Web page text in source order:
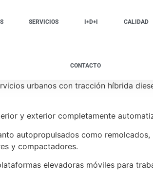
SERVICIOS I+D+I CALIDAD
CONTACTO
urbanos con tracción híbrida
y exterior completamente
autopropulsados como
y compactadores.
elevadoras móviles para